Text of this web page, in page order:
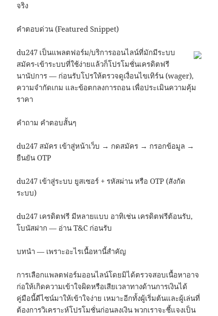
จริง
คำตอบด่วน (Featured Snippet)
du247 เป็นแพลตฟอร์ม/บริการออนไลน์ที่มักมีระบบ
สมัคร-เข้าระบบที่ใช้ง่ายแล้วก็โปรโมชั่นเครดิตฟรี
นานัปการ — ก่อนรับโปรให้ตรวจดูเงื่อนไขเทิร์น (wager),
ความจำกัดเกม และข้อตกลงการถอน เพื่อประเมินความคุ้ม
ราคา
คำถาม คำตอบสั้นๆ
du247 สมัคร เข้าสู่หน้าเว็บ → กดสมัคร → กรอกข้อมูล →
ยืนยัน OTP
du247 เข้าสู่ระบบ ยูสเซอร์ + รหัสผ่าน หรือ OTP (สังกัด
ระบบ)
du247 เครดิตฟรี มีหลายแบบ อาทิเช่น เครดิตฟรีต้อนรับ,
โบนัสฝาก — อ่าน T&C ก่อนรับ
บทนำ — เพราะอะไรเนื้อหานี้สำคัญ
การเลือกแพลตฟอร์มออนไลน์โดยมิได้ตรวจสอบเนื้อหาอาจ
ก่อให้เกิดความเข้าใจผิดหรือเสียเวลาทางด้านการเงินได้
คู่มือนี้ดีไซน์มาให้เข้าใจง่าย เหมาะอีกทั้งผู้เริ่มต้นและผู้เล่นที่
ต้องการวิเคราะห์โปรโมชั่นก่อนลงเงิน พวกเราจะชี้แจงเป็น